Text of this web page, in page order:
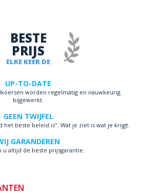
ELKE KEER DE
BESTE
PRIJS
UP-TO-DATE
worden regelmatig en nauwkeurig
bijgewerkt.
GEEN TWIJFEL
het beste beleid is". Wat je ziet is wat je krijgt.
GARANDEREN
u altijd de beste prijsgarantie.